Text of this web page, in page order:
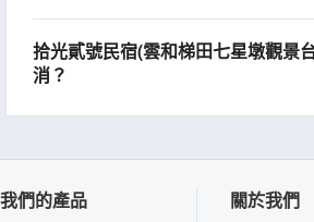
拾光貳號民宿(雲和梯田七星墩觀景
消？
我們的產品 關於我們